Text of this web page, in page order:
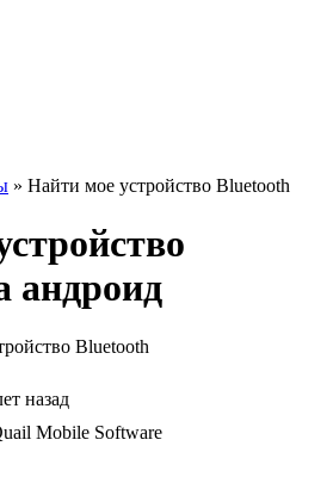
» Найти мое устройство Bluetooth
андроид
назад
Mobile Software